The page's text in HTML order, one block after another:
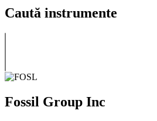
Caută instrumente
Fossil Group Inc